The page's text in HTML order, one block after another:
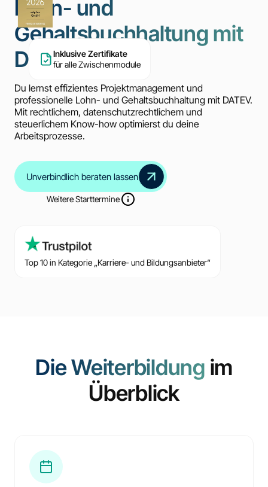
Inklusive Zertifikate
für alle Zwischenmodule
Lohn- und
Gehaltsbuchhaltung mit
DATEV
Du lernst effizientes Projektmanagement und
professionelle Lohn- und Gehaltsbuchhaltung mit DATEV.
Mit rechtlichem, datenschutzrechtlichem und
steuerlichem Know-how optimierst du deine
Arbeitsprozesse.
Unverbindlich beraten lassen
Weitere Starttermine
Top 10 in Kategorie „Karriere- und Bildungsanbieter“
Die Weiterbildung im
Überblick